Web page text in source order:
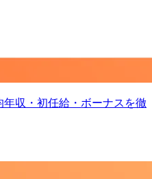
収・初任給・ボーナスを徹